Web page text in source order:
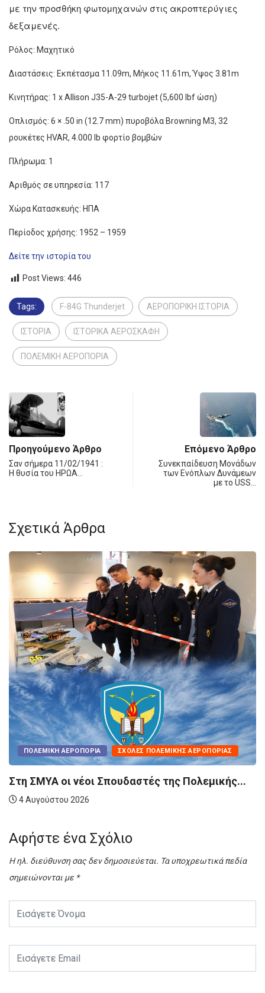
με την προσθήκη φωτομηχανών στις ακροπτερύγιες
δεξαμενές.
Ρόλος: Μαχητικό
Διαστάσεις: Εκπέτασμα 11.09m, Mήκος 11.61m, Ύψος 3.81m
Κινητήρας: 1 x Allison J35-A-29 turbojet (5,600 lbf ώση)
Οπλισμός: 6 × .50 in (12.7 mm) πυροβόλα Browning M3, 32
ρουκέτες HVAR, 4.000 lb φορτίο βομβών
Πλήρωμα: 1
Αριθμός σε υπηρεσία: 117
Χώρα Κατασκευής: ΗΠΑ
Περίοδος χρήσης: 1952 – 1959
Δείτε την ιστορία του
Post Views: 446
Tags: F-84G Thunderjet ΑΕΡΟΠΟΡΙΚΗ ΙΣΤΟΡΙΑ
ΙΣΤΟΡΙΑ ΙΣΤΟΡΙΚΑ ΑΕΡΟΣΚΑΦΗ
ΠΟΛΕΜΙΚΗ ΑΕΡΟΠΟΡΙΑ
Προηγούμενο Άρθρο
Σαν σήμερα 11/02/1941 :
Η θυσία του ΗΡΩΑ…
Επόμενο Άρθρο
Συνεκπαίδευση Μονάδων
των Ενόπλων Δυνάμεων
με το USS…
Σχετικά Άρθρα
ΠΟΛΕΜΙΚΉ ΑΕΡΟΠΟΡΊΑ ΣΧΟΛΈΣ ΠΟΛΕΜΙΚΉΣ ΑΕΡΟΠΟΡΊΑΣ
ΣΜΥΑ οι νέοι Σπουδαστές της Πολεμικής...
4 Αυγούστου 2026
Αφήστε ένα Σχόλιο
Η ηλ. διεύθυνση σας δεν δημοσιεύεται. Τα υποχρεωτικά πεδία
σημειώνονται με *